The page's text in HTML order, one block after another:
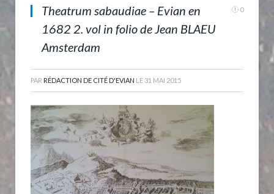
Theatrum sabaudiae – Evian en
1682 2. vol in folio de Jean BLAEU
Amsterdam
0
PAR RÉDACTION DE CITÉ D'EVIAN LE 31 MAI 2015